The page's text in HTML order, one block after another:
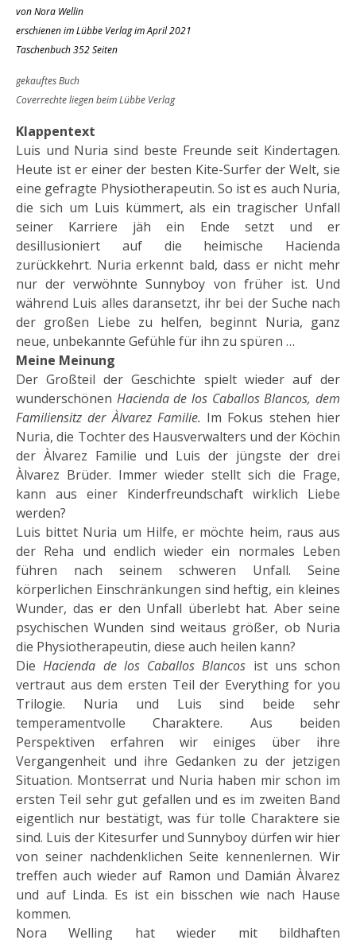
von Nora Wellin
erschienen im Lübbe Verlag im April 2021
Taschenbuch 352 Seiten
gekauftes Buch
Coverrechte liegen beim Lübbe Verlag
Klappentext
Luis und Nuria sind beste Freunde seit Kindertagen.
Heute ist er einer der besten Kite-Surfer der Welt, sie
eine gefragte Physiotherapeutin. So ist es auch Nuria,
die sich um Luis kümmert, als ein tragischer Unfall
seiner Karriere jäh ein Ende setzt und er
desillusioniert auf die heimische Hacienda
zurückkehrt. Nuria erkennt bald, dass er nicht mehr
nur der verwöhnte Sunnyboy von früher ist. Und
während Luis alles daransetzt, ihr bei der Suche nach
der großen Liebe zu helfen, beginnt Nuria, ganz
neue, unbekannte Gefühle für ihn zu spüren …
Meine Meinung
Der Großteil der Geschichte spielt wieder auf der
wunderschönen Hacienda de los Caballos Blancos, dem
Familiensitz der Àlvarez Familie. Im Fokus stehen hier
Nuria, die Tochter des Hausverwalters und der Köchin
der Àlvarez Familie und Luis der jüngste der drei
Àlvarez Brüder. Immer wieder stellt sich die Frage,
kann aus einer Kinderfreundschaft wirklich Liebe
werden?
Luis bittet Nuria um Hilfe, er möchte heim, raus aus
der Reha und endlich wieder ein normales Leben
führen nach seinem schweren Unfall. Seine
körperlichen Einschränkungen sind heftig, ein kleines
Wunder, das er den Unfall überlebt hat. Aber seine
psychischen Wunden sind weitaus größer, ob Nuria
die Physiotherapeutin, diese auch heilen kann?
DieHacienda de los Caballos Blancos ist uns schon
vertraut aus dem ersten Teil der Everything for you
Trilogie. Nuria und Luis sind beide sehr
temperamentvolle Charaktere. Aus beiden
Perspektiven erfahren wir einiges über ihre
Vergangenheit und ihre Gedanken zu der jetzigen
Situation. Montserrat und Nuria haben mir schon im
ersten Teil sehr gut gefallen und es im zweiten Band
eigentlich nur bestätigt, was für tolle Charaktere sie
sind. Luis der Kitesurfer und Sunnyboy dürfen wir hier
von seiner nachdenklichen Seite kennenlernen. Wir
treffen auch wieder auf Ramon und Damián Àlvarez
und auf Linda. Es ist ein bisschen wie nach Hause
kommen.
Nora Welling hat wieder mit bildhaften